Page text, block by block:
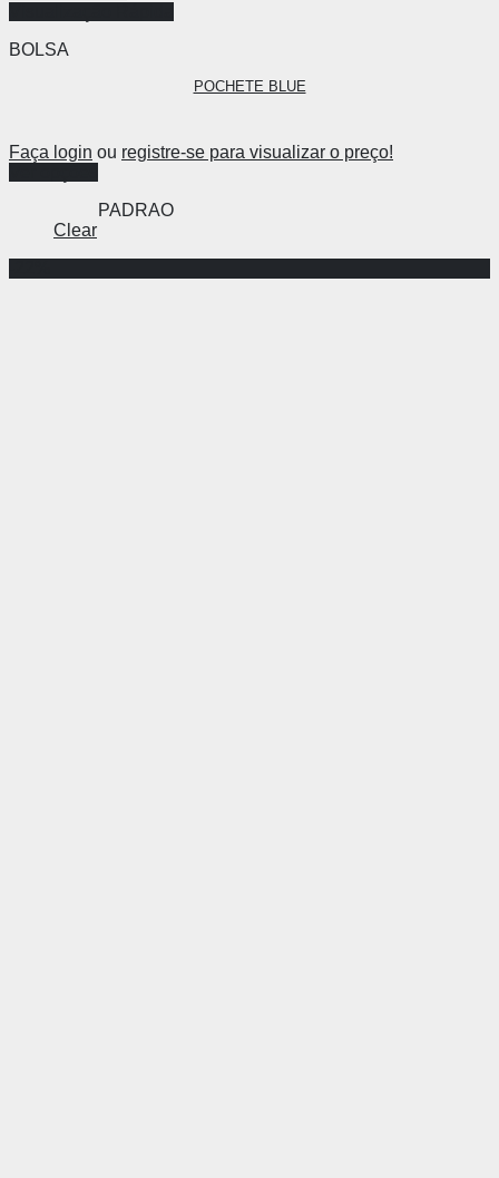
BOLSA
POCHETE BLUE
Faça login ou registre-se para visualizar o preço!
PADRAO
Clear